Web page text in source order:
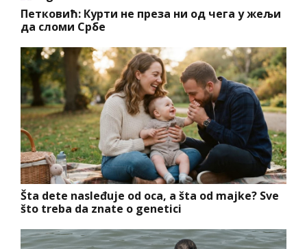
Петковић: Курти не преза ни од чега у жељи
да сломи Србе
Šta dete nasleđuje od oca, a šta od majke? Sve
što treba da znate o genetici